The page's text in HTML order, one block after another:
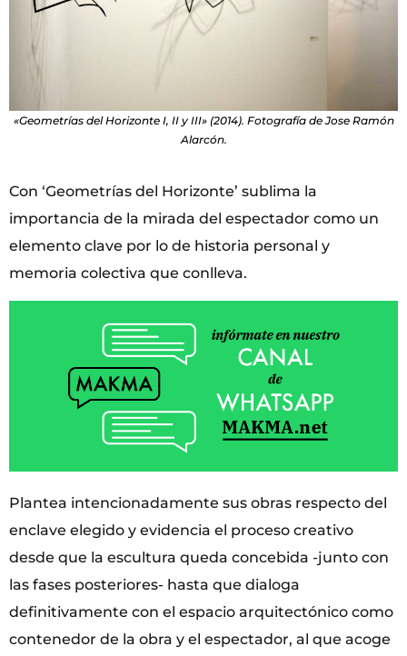
«Geometrías del Horizonte I, II y III» (2014). Fotografía de Jose Ramón
Alarcón.
Con ‘Geometrías del Horizonte’ sublima la
importancia de la mirada del espectador como un
elemento clave por lo de historia personal y
memoria colectiva que conlleva.
Plantea intencionadamente sus obras respecto del
enclave elegido y evidencia el proceso creativo
desde que la escultura queda concebida -junto con
las fases posteriores- hasta que dialoga
definitivamente con el espacio arquitectónico como
contenedor de la obra y el espectador, al que acoge